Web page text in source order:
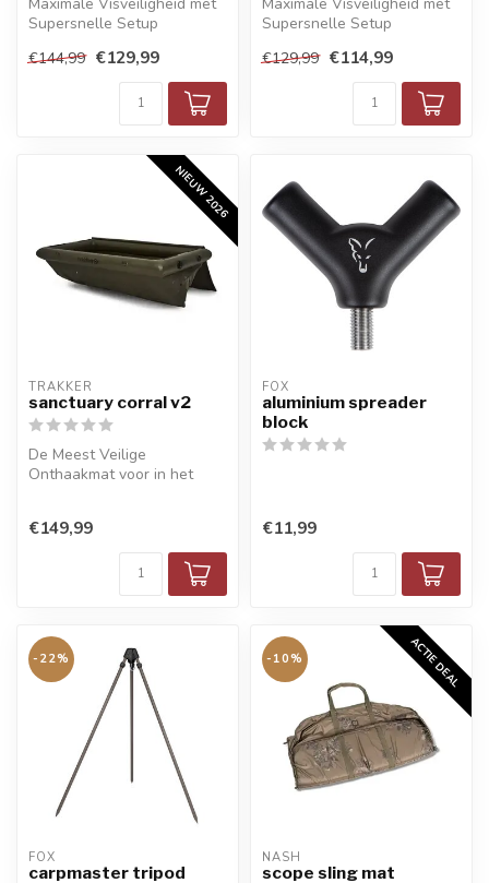
Supersnelle Setup
€144,99 €129,99
Supersnelle Setup
€129,99 €114,99
NIEUW 2026
TRAKKER
sanctuary corral v2
De Meest Veilige
Onthaakmat voor in het
€149,99
FOX
aluminium spreader
block
€11,99
-22%
FOX
carpmaster tripod
ACTIE DEAL
-10%
NASH
scope sling mat